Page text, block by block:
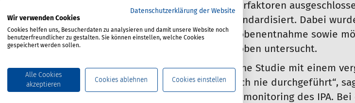
Störfaktoren
standardisiert. Dabei
Probenentnahme sowie
Proben untersucht.
„Eine Studie mit einem
noch nie durchgeführt“,
Biomonitoring des IPA.
Datenschutzerklärung der Website
Wir verwenden Cookies
Cookies helfen uns, Besucherdaten zu analysieren und damit unsere Website noch
benutzerfreundlicher zu gestalten. Sie können einstellen, welche Cookies
gespeichert werden sollen.
Alle Cookies
akzeptieren
Cookies ablehnen Cookies einstellen